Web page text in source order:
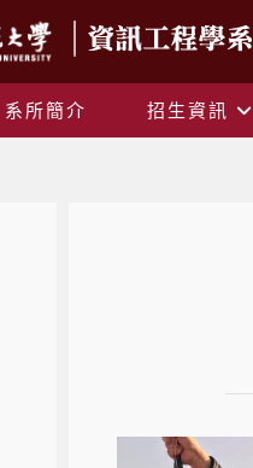
系所簡介 招生資訊